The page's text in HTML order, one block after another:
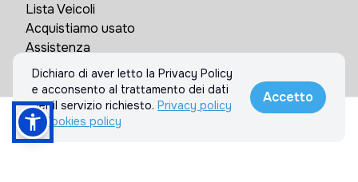
Chiama
Lista Veicoli
Acquistiamo usato
Assistenza
Contatti
Dichiaro di aver letto la Privacy Policy
e acconsento al trattamento dei dati
per il servizio richiesto. Privacy policy
& Cookies policy
Accetto